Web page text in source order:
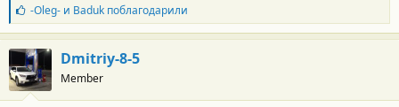
Б
л
а
г
о
д
а
-Oleg-и Badukпоблагодарили
Dmitriy-8-5
Member